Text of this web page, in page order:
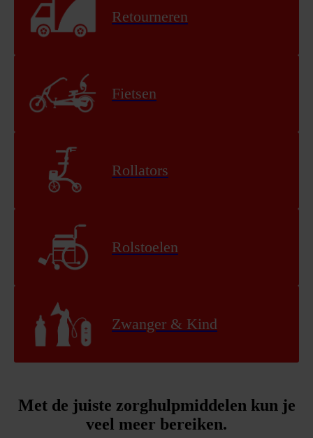
Retourneren
Fietsen
Rollators
Rolstoelen
Zwanger & Kind
Met de juiste zorghulpmiddelen kun je
veel meer bereiken.